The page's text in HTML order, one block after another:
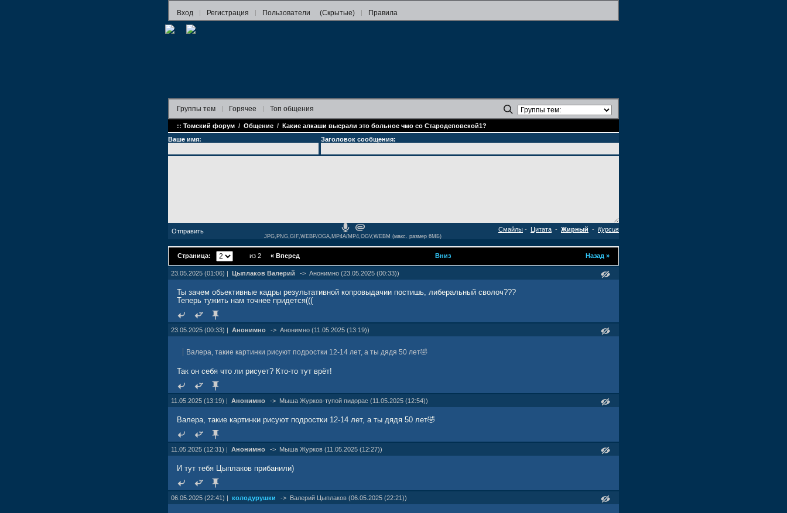
Вход Регистрация Пользователи (Скрытые) Правила
Группы тем Горячее Топ общения
:: Томский форум / Общение / Какие алкаши высрали это больное чмо со Стародеповской1?
Ваше имя:
Заголовок сообщения:
- Цитата - Жирный - Курсив
Смайлы
JPG,PNG,GIF,WEBP/OGA,MP4A/MP4,OGV,WEBM (макс. размер 6МБ)
Страница: из 2 Назад »
« Вперед Вниз
23.05.2025 (01:06) | Цыплаков Валерий -> Анонимно (23.05.2025 (00:33))
Ты зачем обьективные кадры результативной копровыдачии постишь, либеральный сволоч???
Теперь тужить нам точнее придется(((
23.05.2025 (00:33) | Анонимно -> Анонимно (11.05.2025 (13:19))
Валера, такие картинки рисуют подростки 12-14 лет, а ты дядя 50 лет🤣
Так он себя что ли рисует? Кто-то тут врёт!
11.05.2025 (13:19) | Анонимно -> Мыша Жуpков-тупой пидорас (11.05.2025 (12:54))
Валера, такие картинки рисуют подростки 12-14 лет, а ты дядя 50 лет🤣
11.05.2025 (12:31) | Анонимно -> Мыша Жуpков (11.05.2025 (12:27))
И тут тебя Цыплаков прибанили)
06.05.2025 (22:41) | колодурушки -> Валерий Цыплаков (06.05.2025 (22:21))